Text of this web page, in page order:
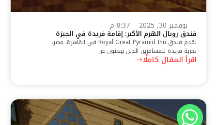
نوفمبر 30, 2025 8:37 م
فندق رويال الهرم الأكبر: إقامة فريدة في الجيزة
يقدم فندق Royal Great Pyramid Inn في القاهرة، مصر،
تجربة فريدة للمسافرين الذين يبحثون عن
اقرأ المقال كاملًا